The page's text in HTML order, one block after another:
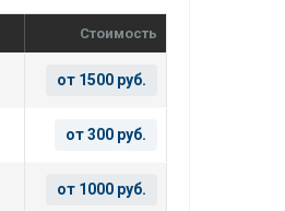
Стоимость
от 1500 руб.
от 300 руб.
от 1000 руб.